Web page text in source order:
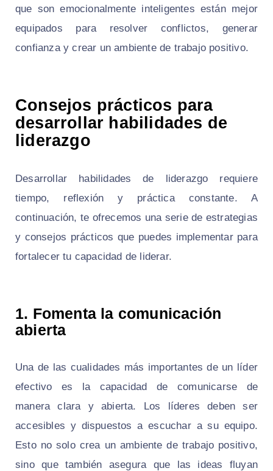
que son emocionalmente inteligentes están mejor
equipados para resolver conflictos, generar
confianza y crear un ambiente de trabajo positivo.
Consejos prácticos para
desarrollar habilidades de
liderazgo
Desarrollar habilidades de liderazgo requiere
tiempo, reflexión y práctica constante. A
continuación, te ofrecemos una serie de estrategias
y consejos prácticos que puedes implementar para
fortalecer tu capacidad de liderar.
1. Fomenta la comunicación
abierta
Una de las cualidades más importantes de un líder
efectivo es la capacidad de comunicarse de
manera clara y abierta. Los líderes deben ser
accesibles y dispuestos a escuchar a su equipo.
Esto no solo crea un ambiente de trabajo positivo,
sino que también asegura que las ideas fluyan